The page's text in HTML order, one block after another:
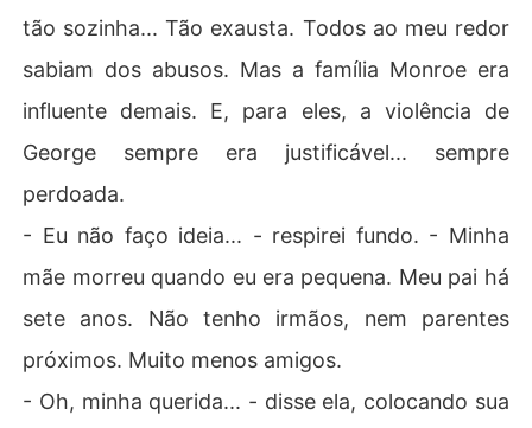
tão sozinha... Tão exausta. Todos ao meu redor
sabiam dos abusos. Mas a família Monroe era
influente demais. E, para eles, a violência de
George sempre era justificável... sempre
perdoada.
- Eu não faço ideia... - respirei fundo. - Minha
mãe morreu quando eu era pequena. Meu pai há
sete anos. Não tenho irmãos, nem parentes
próximos. Muito menos amigos.
- Oh, minha querida... - disse ela, colocando sua